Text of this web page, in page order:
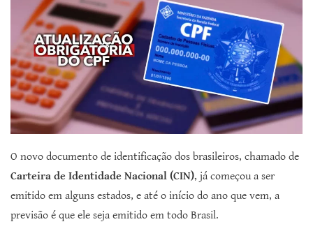
O novo documento de identificação dos brasileiros, chamado de
Carteira de Identidade Nacional (CIN), já começou a ser
emitido em alguns estados, e até o início do ano que vem, a
previsão é que ele seja emitido em todo Brasil.